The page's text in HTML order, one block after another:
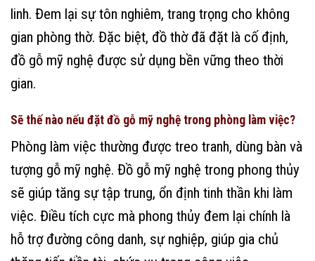
linh. Đem lại sự tôn nghiêm, trang trọng cho không
gian phòng thờ. Đặc biệt, đồ thờ đã đặt là cố định,
đồ gỗ mỹ nghệ được sử dụng bền vững theo thời
gian.
Sẽ thế nào nếu đặt đồ gỗ mỹ nghệ trong phòng làm việc?
Phòng làm việc thường được treo tranh, dùng bàn và
tượng gỗ mỹ nghệ. Đồ gỗ mỹ nghệ trong phong thủy
sẽ giúp tăng sự tập trung, ổn định tinh thần khi làm
việc. Điều tích cực mà phong thủy đem lại chính là
hỗ trợ đường công danh, sự nghiệp, giúp gia chủ